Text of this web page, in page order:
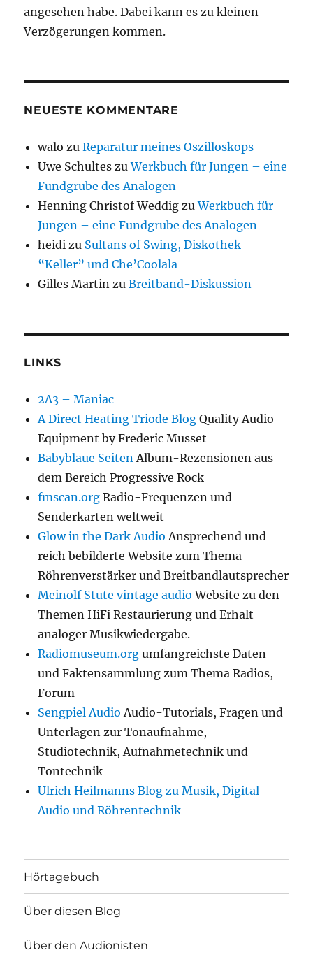
angesehen habe. Dabei kann es zu kleinen
Verzögerungen kommen.
NEUESTE KOMMENTARE
walo zuReparatur meines Oszilloskops
Uwe Schultes zuWerkbuch für Jungen – eine
Fundgrube des Analogen
Henning Christof Weddig zuWerkbuch für
Jungen – eine Fundgrube des Analogen
heidi zu Sultans of Swing, Diskothek
“Keller” und Che’Coolala
Gilles Martin zuBreitband-Diskussion
LINKS
2A3 – Maniac
A Direct Heating Triode Blog Quality Audio
Equipment by Frederic Musset
Babyblaue SeitenAlbum-Rezensionen aus
dem Bereich Progressive Rock
fmscan.org Radio-Frequenzen und
Senderkarten weltweit
Glow in the Dark Audio Ansprechend und
reich bebilderte Website zum Thema
Röhrenverstärker und Breitbandlautsprecher
Meinolf Stute vintage audio Website zu den
Themen HiFi Restaurierung und Erhalt
analoger Musikwiedergabe.
Radiomuseum.org umfangreichste Daten-
und Faktensammlung zum Thema Radios,
Forum
Sengpiel Audio Audio-Tutorials, Fragen und
Unterlagen zur Tonaufnahme,
Studiotechnik, Aufnahmetechnik und
Tontechnik
Ulrich Heilmanns Blog zu Musik, Digital
Audio und Röhrentechnik
Hörtagebuch
Über diesen Blog
Über den Audionisten